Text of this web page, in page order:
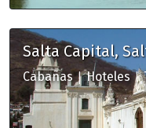
Salta Capital,
Cabañas|Hoteles|